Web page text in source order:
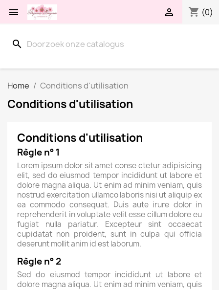
 shopping_cart (0)

search
Home Conditions d'utilisation
Conditions d'utilisation
Conditions d'utilisation
Règle n° 1
Lorem ipsum dolor sit amet conse ctetur adipisicing
elit, sed do eiusmod tempor incididunt ut labore et
dolore magna aliqua. Ut enim ad minim veniam, quis
nostrud exercitation ullamco laboris nisi ut aliquip ex
ea commodo consequat. Duis aute irure dolor in
reprehenderit in voluptate velit esse cillum dolore eu
fugiat nulla pariatur. Excepteur sint occaecat
cupidatat non proident, sunt in culpa qui officia
deserunt mollit anim id est laborum.
Règle n° 2
Sed do eiusmod tempor incididunt ut labore et
dolore magna aliqua. Ut enim ad minim veniam, quis